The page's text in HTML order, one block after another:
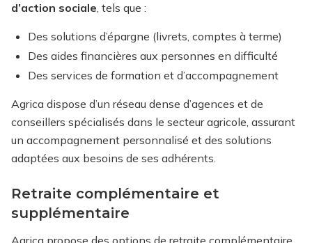
d’action sociale, tels que :
Des solutions d’épargne (livrets, comptes à terme)
Des aides financières aux personnes en difficulté
Des services de formation et d’accompagnement
Agrica dispose d’un réseau dense d’agences et de
conseillers spécialisés dans le secteur agricole, assurant
un accompagnement personnalisé et des solutions
adaptées aux besoins de ses adhérents.
Retraite complémentaire et
supplémentaire
Agrica propose des options de retraite complémentaire